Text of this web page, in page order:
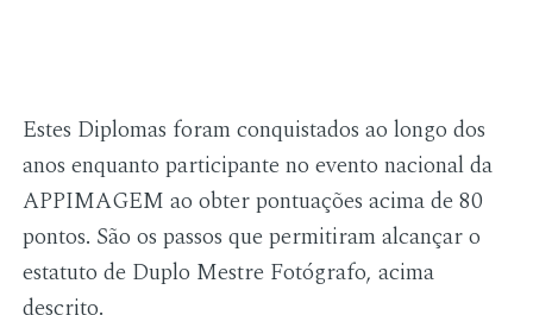
Estes Diplomas foram conquistados ao longo dos
anos enquanto participante no evento nacional da
APPIMAGEM ao obter pontuações acima de 80
pontos. São os passos que permitiram alcançar o
estatuto de Duplo Mestre Fotógrafo, acima